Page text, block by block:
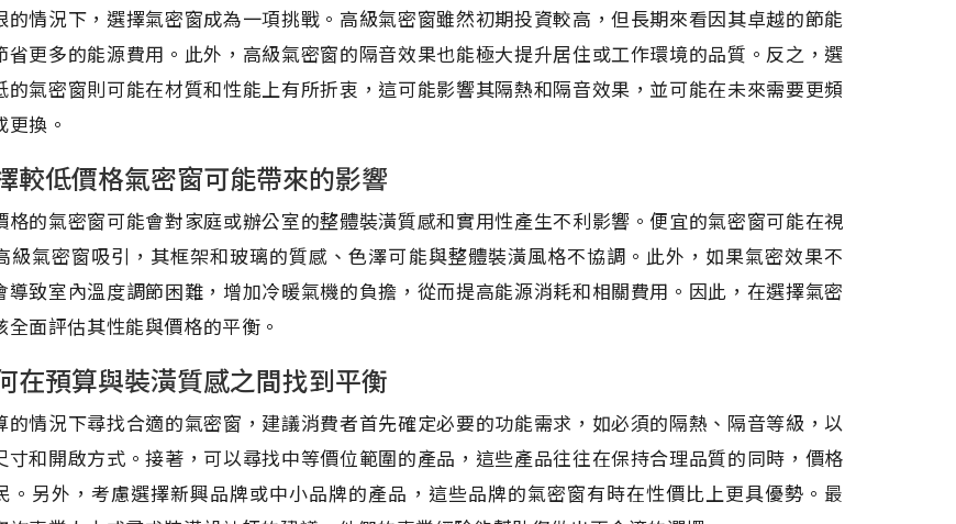
的情況下，選擇氣密窗成為一項挑戰。高級氣密窗雖然初期投資較高，但長期來看因其卓越的節能
省更多的能源費用。此外，高級氣密窗的隔音效果也能極大提升居住或工作環境的品質。反之，選
的氣密窗則可能在材質和性能上有所折衷，這可能影響其隔熱和隔音效果，並可能在未來需要更頻
換。
較低價格氣密窗可能帶來的影響
格的氣密窗可能會對家庭或辦公室的整體裝潢質感和實用性產生不利影響。便宜的氣密窗可能在視
級氣密窗吸引，其框架和玻璃的質感、色澤可能與整體裝潢風格不協調。此外，如果氣密效果不
導致室內溫度調節困難，增加冷暖氣機的負擔，從而提高能源消耗和相關費用。因此，在選擇氣密
全面評估其性能與價格的平衡。
在預算與裝潢質感之間找到平衡
的情況下尋找合適的氣密窗，建議消費者首先確定必要的功能需求，如必須的隔熱、隔音等級，以
寸和開啟方式。接著，可以尋找中等價位範圍的產品，這些產品往往在保持合理品質的同時，價格
。另外，考慮選擇新興品牌或中小品牌的產品，這些品牌的氣密窗有時在性價比上更具優勢。最